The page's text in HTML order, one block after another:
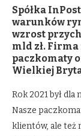
Spółka
warunków
wzrost
mld zł.
paczkomaty
Wielkiej
Rok 2021 był
Nasze
klientów, ale też